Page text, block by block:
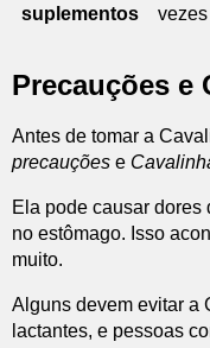
suplementos
Precauções e
Antes de tomar a
precauções e
Ela pode causar
no estômago. Isso
muito.
Alguns devem evitar a
lactantes, e pessoas